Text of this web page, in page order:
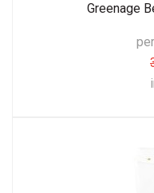
Greenage